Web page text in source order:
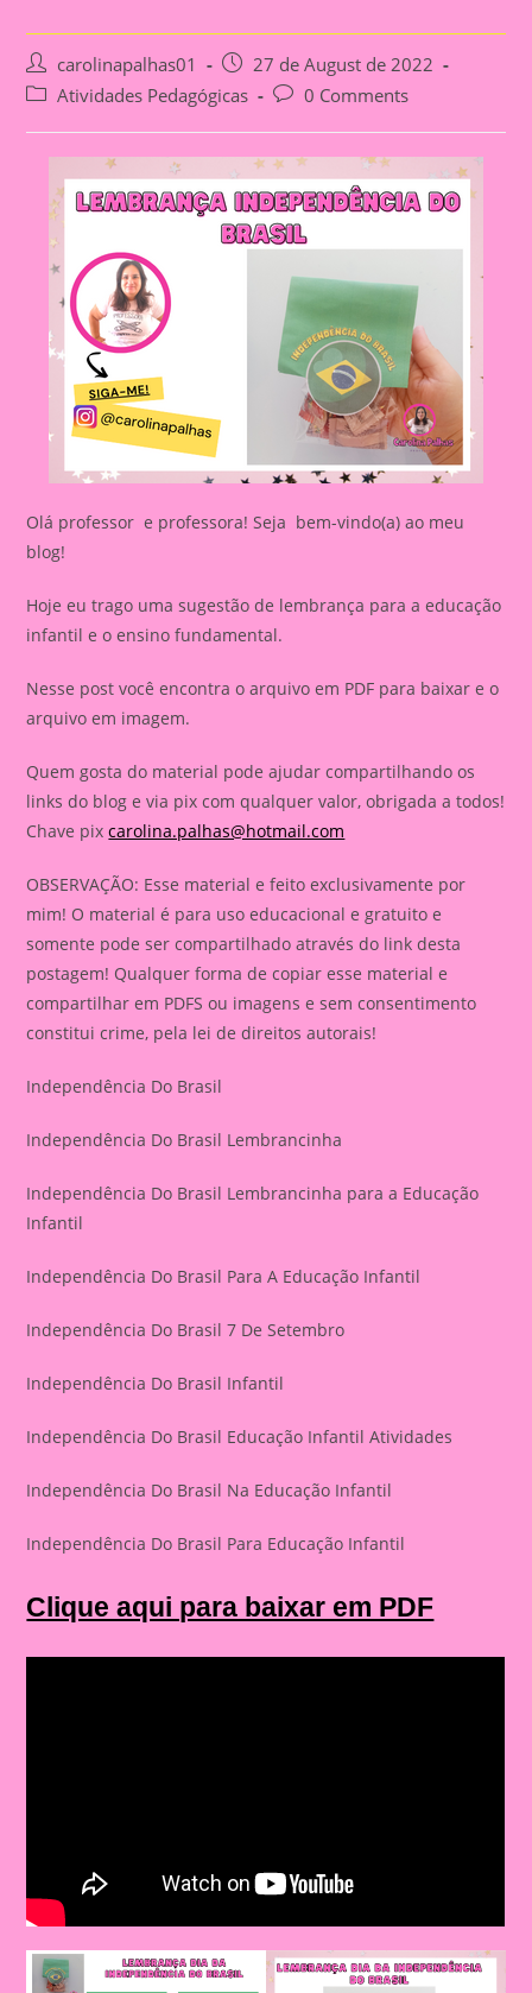
Post
author:
carolinapalhas01
Post
published:
27 de August de 2022
PostAtividades Pedagógicas
Post0 Comments
Olá professor e professora! Seja bem-vindo(a) ao meu
blog!
Hoje eu trago uma sugestão de lembrança para a educação
infantil e o ensino fundamental.
Nesse post você encontra o arquivo em PDF para baixar e o
arquivo em imagem.
Quem gosta do material pode ajudar compartilhando os
links do blog e via pix com qualquer valor, obrigada a todos!
Chave pixcarolina.palhas@hotmail.com
OBSERVAÇÃO: Esse material e feito exclusivamente por
mim! O material é para uso educacional e gratuito e
somente pode ser compartilhado através do link desta
postagem! Qualquer forma de copiar esse material e
compartilhar em PDFS ou imagens e sem consentimento
constitui crime, pela lei de direitos autorais!
Independência Do Brasil
Independência Do Brasil Lembrancinha
Independência Do Brasil Lembrancinha para a Educação
Infantil
Independência Do Brasil Para A Educação Infantil
Independência Do Brasil 7 De Setembro
Independência Do Brasil Infantil
Independência Do Brasil Educação Infantil Atividades
Independência Do Brasil Na Educação Infantil
Independência Do Brasil Para Educação Infantil
Clique aqui para baixar em PDF